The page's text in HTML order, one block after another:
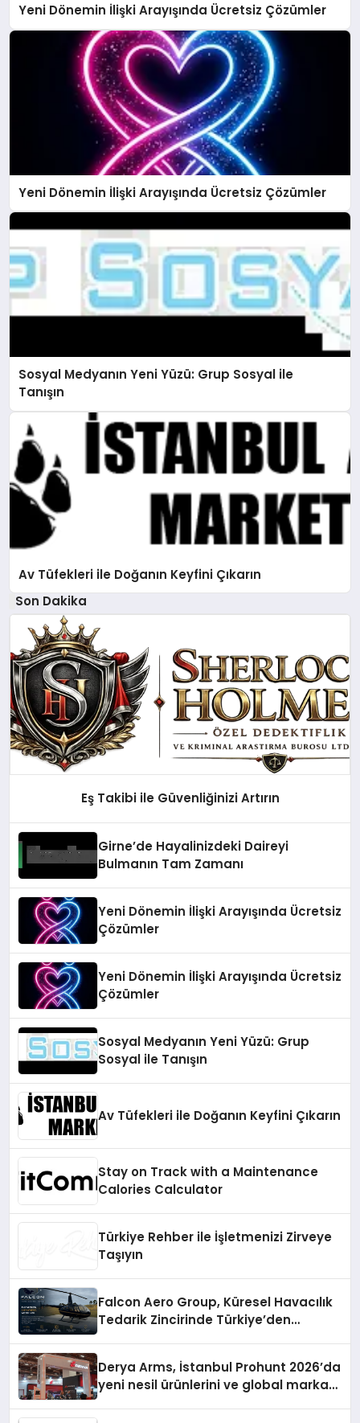
Yeni Dönemin İlişki Arayışında Ücretsiz Çözümler
Yeni Dönemin İlişki Arayışında Ücretsiz Çözümler
Sosyal Medyanın Yeni Yüzü: Grup Sosyal ile
Tanışın
Av Tüfekleri ile Doğanın Keyfini Çıkarın
Son Dakika
Eş Takibi ile Güvenliğinizi Artırın
Girne’de Hayalinizdeki Daireyi
Bulmanın Tam Zamanı
Yeni Dönemin İlişki Arayışında Ücretsiz
Çözümler
Yeni Dönemin İlişki Arayışında Ücretsiz
Çözümler
Sosyal Medyanın Yeni Yüzü: Grup
Sosyal ile Tanışın
Av Tüfekleri ile Doğanın Keyfini Çıkarın
Stay on Track with a Maintenance
Calories Calculator
Türkiye Rehber ile İşletmenizi Zirveye
Taşıyın
Falcon Aero Group, Küresel Havacılık
Tedarik Zincirinde Türkiye’den
Derya Arms, İstanbul Prohunt 2026’da
yeni nesil ürünlerini ve global marka